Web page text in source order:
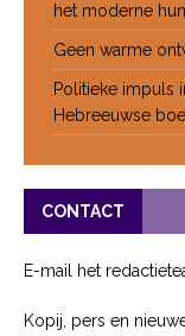
het moderne
Geen warme
Politieke impuls
Hebreeuwse
CONTACT
E-mail het
Kopij, pers en